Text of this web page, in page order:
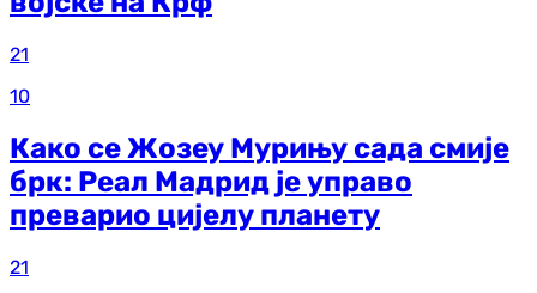
21
10
Како се Жозеу Мурињу сада смије
брк: Реал Мадрид је управо
преварио цијелу планету
21